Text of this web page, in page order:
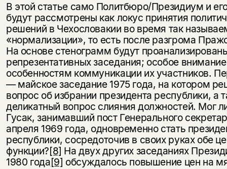
В этой статье само Политбюро/Президиум и
будут рассмотрены как локус принятия
решений в Чехословакии во время так
«нормализации», то есть после разгрома
На основе стенограмм будут
репрезентативных заседания; особое
особенностям коммуникации их участников.
— майское заседание 1975 года, на котором
вопрос об избрании президента республики, а
деликатный вопрос слияния должностей. Мог
Гусак, занимавший пост Генерального
апреля 1969 года, одновременно стать
республики, сосредоточив в своих руках обе
функции?[8] На двух других заседаниях
1980 года[9] обсуждалось повышение цен на